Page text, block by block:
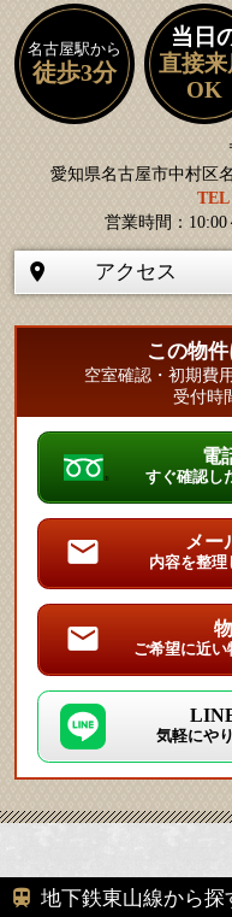
名古屋駅から
徒歩3分
当日
直接来
OK
愛知県名古屋市中村区
TEL
営業時間：
アクセス
この物
空室確認・初期費
受付時
電
すぐ確認し
メー
内容を整
ご希望に近
気軽にや
地下鉄東山線から探